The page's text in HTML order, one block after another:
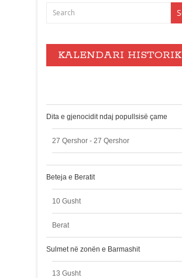
KALENDARI HISTORIK
Dita e gjenocidit ndaj popullsisë çame
27 Qershor - 27 Qershor
Beteja e Beratit
10 Gusht
Berat
Sulmet në zonën e Barmashit
13 Gusht